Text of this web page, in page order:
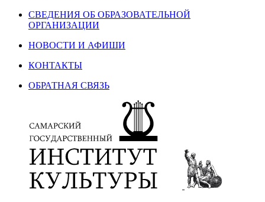
СВЕДЕНИЯ ОБ ОБРАЗОВАТЕЛЬНОЙ
ОРГАНИЗАЦИИ
НОВОСТИ И АФИШИ
КОНТАКТЫ
ОБРАТНАЯ СВЯЗЬ